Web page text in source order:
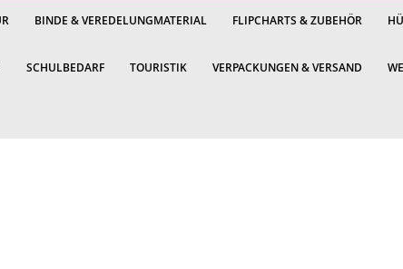
BINDE & VEREDELUNGMATERIAL FLIPCHARTS & ZUBEHÖR
SCHULBEDARF TOURISTIK VERPACKUNGEN & VERSAND